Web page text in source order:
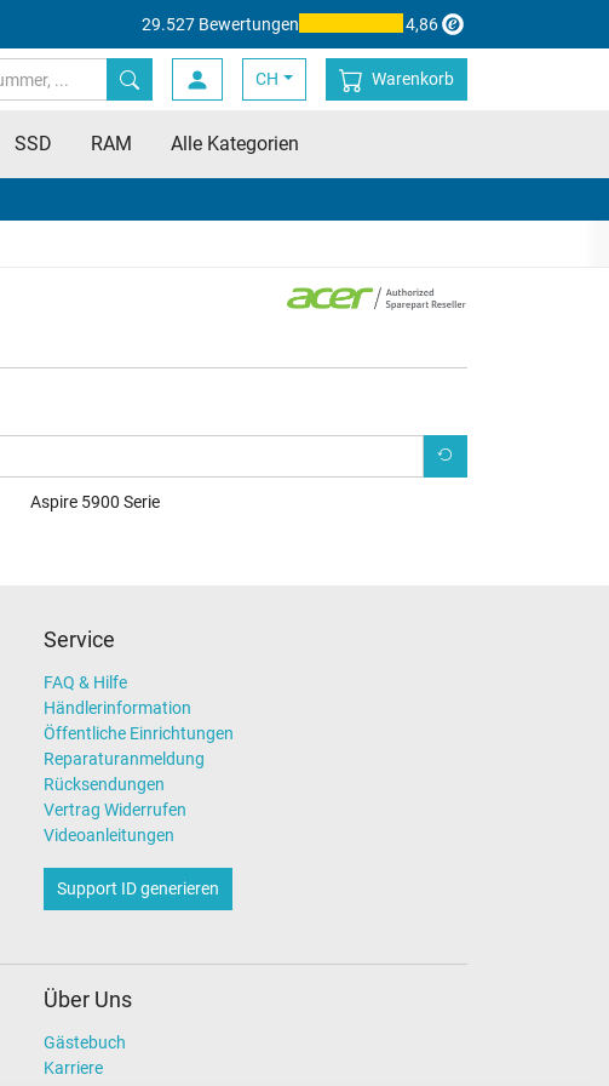
29.527 Bewertungen 4,86
CH Warenkorb
SSD RAM Alle Kategorien
Aspire 5900 Serie
Service
FAQ & Hilfe
Händlerinformation
Öffentliche Einrichtungen
Reparaturanmeldung
Rücksendungen
Vertrag Widerrufen
Videoanleitungen
Support ID generieren
Über Uns
Gästebuch
Karriere